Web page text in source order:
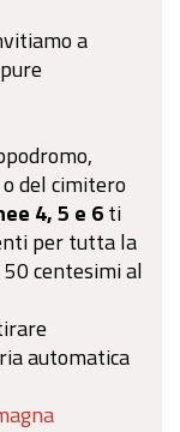
a
,
o delcimitero
4, 5 e 6ti
per tutta la
centesimi al
automatica